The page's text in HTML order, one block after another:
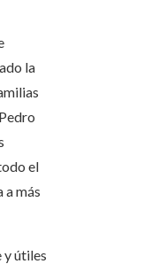
la
el
a más
y útiles